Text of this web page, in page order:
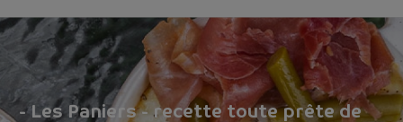
- Les Paniers - recette toute prête de